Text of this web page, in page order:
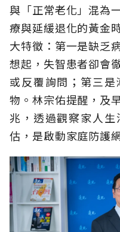
與「正常老化」混為
療與延緩退化的黃金
大特徵：第一是缺乏
想起，失智患者卻會
或反覆詢問；第三
物。林宗佑提醒，及
兆，透過觀察家人
估，是啟動家庭防護